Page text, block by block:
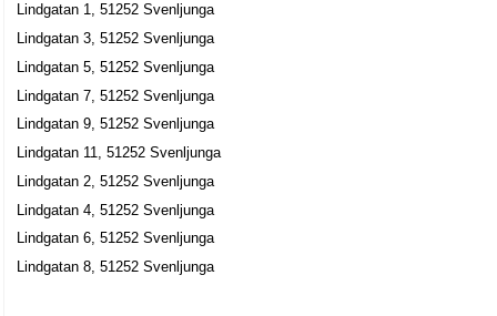
Lindgatan 1, 51252 Svenljunga
Lindgatan 3, 51252 Svenljunga
Lindgatan 5, 51252 Svenljunga
Lindgatan 7, 51252 Svenljunga
Lindgatan 9, 51252 Svenljunga
Lindgatan 11, 51252 Svenljunga
Lindgatan 2, 51252 Svenljunga
Lindgatan 4, 51252 Svenljunga
Lindgatan 6, 51252 Svenljunga
Lindgatan 8, 51252 Svenljunga